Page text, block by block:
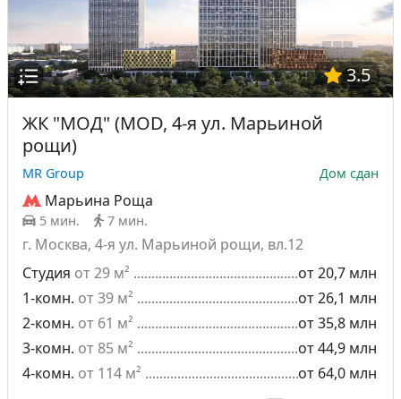
3.5
ЖК "МОД" (MOD, 4-я ул. Марьиной
рощи)
MR Group Дом сдан
Марьина Роща
5 мин. 7 мин.
г. Москва, 4-я ул. Марьиной рощи, вл.12
Студия от 29 м²
от 20,7 млн
1-комн. от 39 м²
от 26,1 млн
2-комн. от 61 м²
от 35,8 млн
3-комн. от 85 м²
от 44,9 млн
4-комн. от 114 м² от 64,0 млн